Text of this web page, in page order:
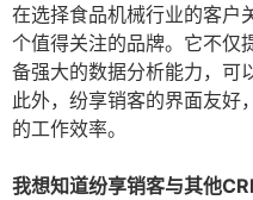
在选择食品机械行业的客户
个值得关注的品牌。它不仅
备强大的数据分析能力，可
此外，纷享销客的界面友好
的工作效率。
我想知道纷享销客与其他